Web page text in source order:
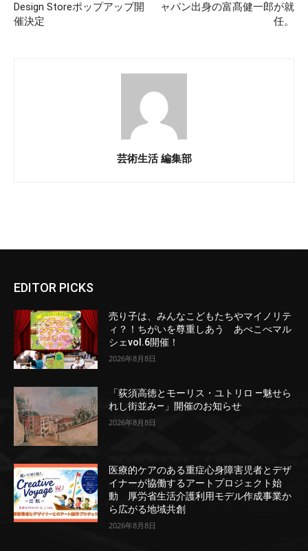
Design Storeポップアップ開
催決定
ャパン出身の富髙健一郎が就
任。
芸術生活 編集部
EDITOR PICKS
売り子は、みんなこどもたちやマイノリテ
ィ？！ちがいを尊重しあう あべこべマル
シェvol.6開催！
2026年8月8日
「荻須高徳とモーリス・ユトリロ ―魅せら
れし街並み―」開催のお知らせ
2026年8月8日
医療的ケアのある重症心身障害児者とデザ
イナーが協働するアートプロジェクト始
動 厚労省生活介護利用モデル作成事業か
ら広がる地域共創
2026年8月8日